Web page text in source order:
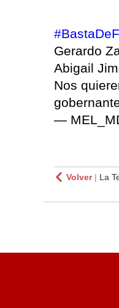
Gerardo
Abigail
Nos
—
Volver| La